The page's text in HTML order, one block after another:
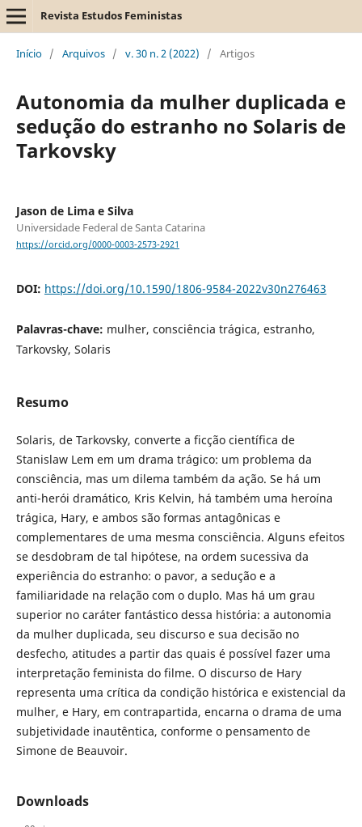
Revista Estudos Feministas
Início / Arquivos / v. 30 n. 2 (2022) / Artigos
Autonomia da mulher duplicada e
sedução do estranho no Solaris de
Tarkovsky
Jason de Lima e Silva
Universidade Federal de Santa Catarina
https://orcid.org/0000-0003-2573-2921
DOI: https://doi.org/10.1590/1806-9584-2022v30n276463
Palavras-chave: mulher, consciência trágica, estranho,
Tarkovsky, Solaris
Resumo
Solaris, de Tarkovsky, converte a ficção científica de
Stanislaw Lem em um drama trágico: um problema da
consciência, mas um dilema também da ação. Se há um
anti-herói dramático, Kris Kelvin, há também uma heroína
trágica, Hary, e ambos são formas antagônicas e
complementares de uma mesma consciência. Alguns efeitos
se desdobram de tal hipótese, na ordem sucessiva da
experiência do estranho: o pavor, a sedução e a
familiaridade na relação com o duplo. Mas há um grau
superior no caráter fantástico dessa história: a autonomia
da mulher duplicada, seu discurso e sua decisão no
desfecho, atitudes a partir das quais é possível fazer uma
interpretação feminista do filme. O discurso de Hary
representa uma crítica da condição histórica e existencial da
mulher, e Hary, em contrapartida, encarna o drama de uma
subjetividade inautêntica, conforme o pensamento de
Simone de Beauvoir.
Downloads